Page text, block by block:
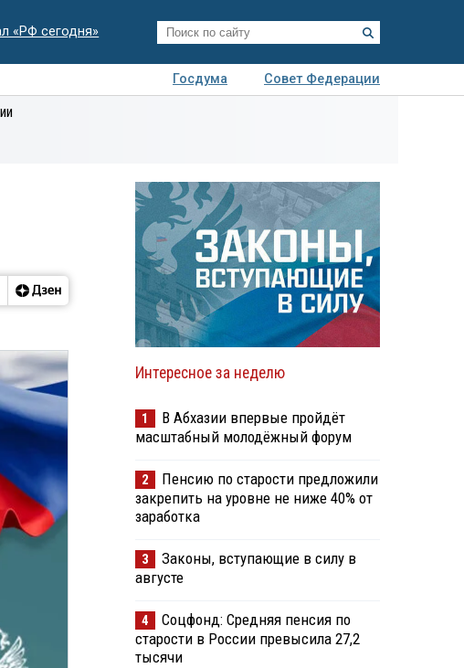
«РФ сегодня»
Госдума
Совет Федерации
Деловая
Интересное за неделю
1
В Абхазии впервые пройдёт
масштабный молодёжный форум
2
Пенсию по старости предложили
закрепить на уровне не ниже 40% от
заработка
3
Законы, вступающие в силу в
августе
4
Соцфонд: Средняя пенсия по
старости в России превысила 27,2
тысячи